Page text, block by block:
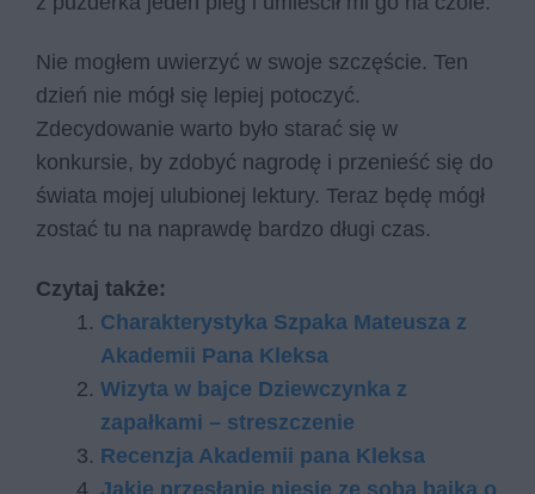
Nie mogłem uwierzyć w swoje szczęście. Ten
dzień nie mógł się lepiej potoczyć.
Zdecydowanie warto było starać się w
konkursie, by zdobyć nagrodę i przenieść się do
świata mojej ulubionej lektury. Teraz będę mógł
zostać tu na naprawdę bardzo długi czas.
Czytaj także:
Charakterystyka Szpaka Mateusza z
Akademii Pana Kleksa
Wizyta w bajce Dziewczynka z
zapałkami – streszczenie
Recenzja Akademii pana Kleksa
Jakie przesłanie niesie ze sobą bajka o